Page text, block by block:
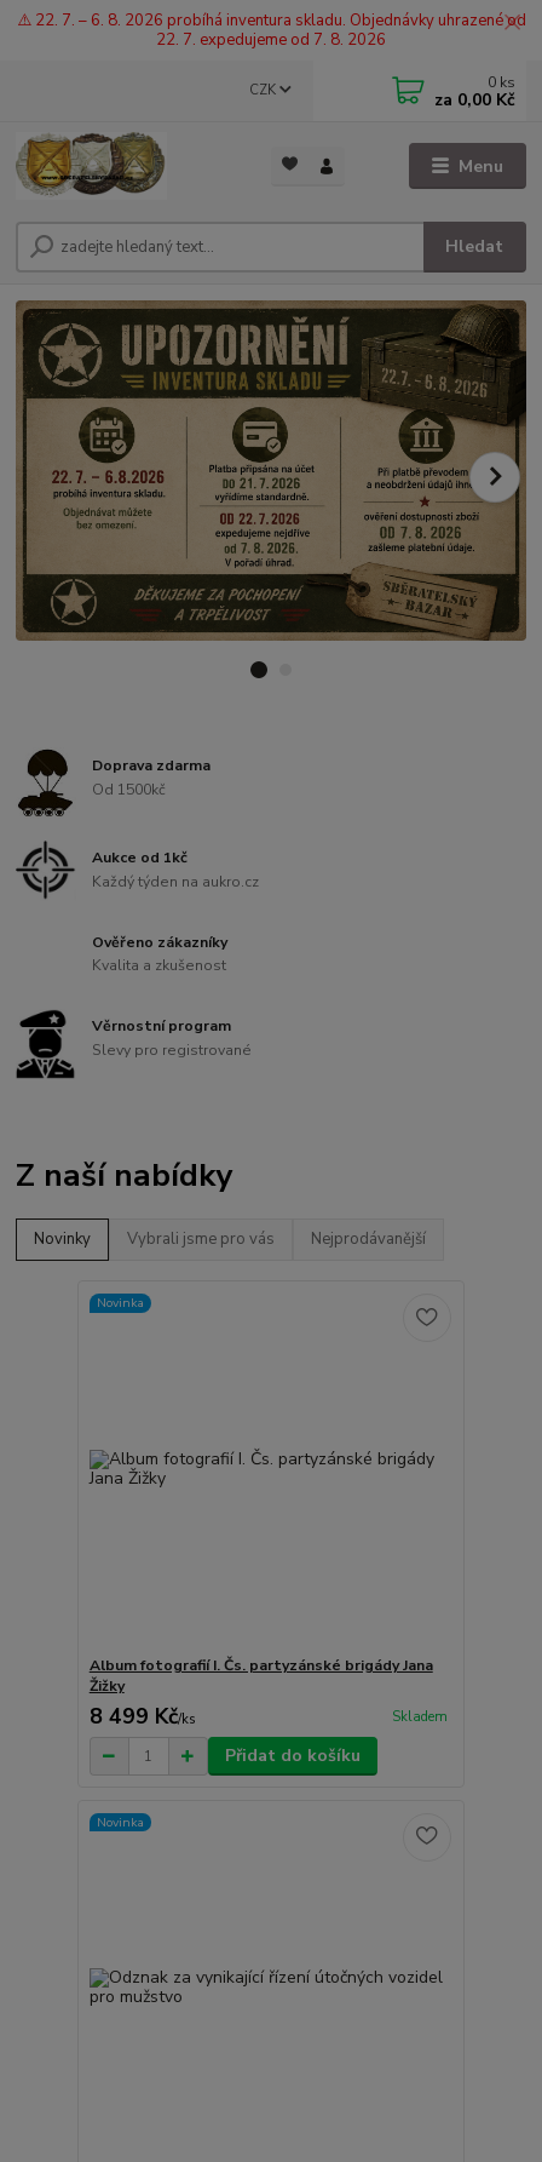
⚠️ 22. 7. – 6. 8. 2026 probíhá inventura skladu. Objednávky uhrazené od
22. 7. expedujeme od 7. 8. 2026
Menu
CZK
Hledat
0 ks
za 0,00 Kč
Doprava zdarma
Od 1500kč
Aukce od 1kč
Každý týden na aukro.cz
Ověřeno zákazníky
Kvalita a zkušenost
Věrnostní program
Slevy pro registrované
Z naší nabídky
Novinky Vybrali jsme pro vás Nejprodávanější
Novinka
Album fotografií I. Čs. partyzánské brigády Jana
Žižky
8 499 Kč/ks Skladem
Přidat do košíku
Novinka